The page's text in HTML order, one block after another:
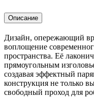
Описание
Дизайн, опережающий
воплощение
пространства. Её
прямоугольным
создавая эффектный
конструкция не только
свободный проход для